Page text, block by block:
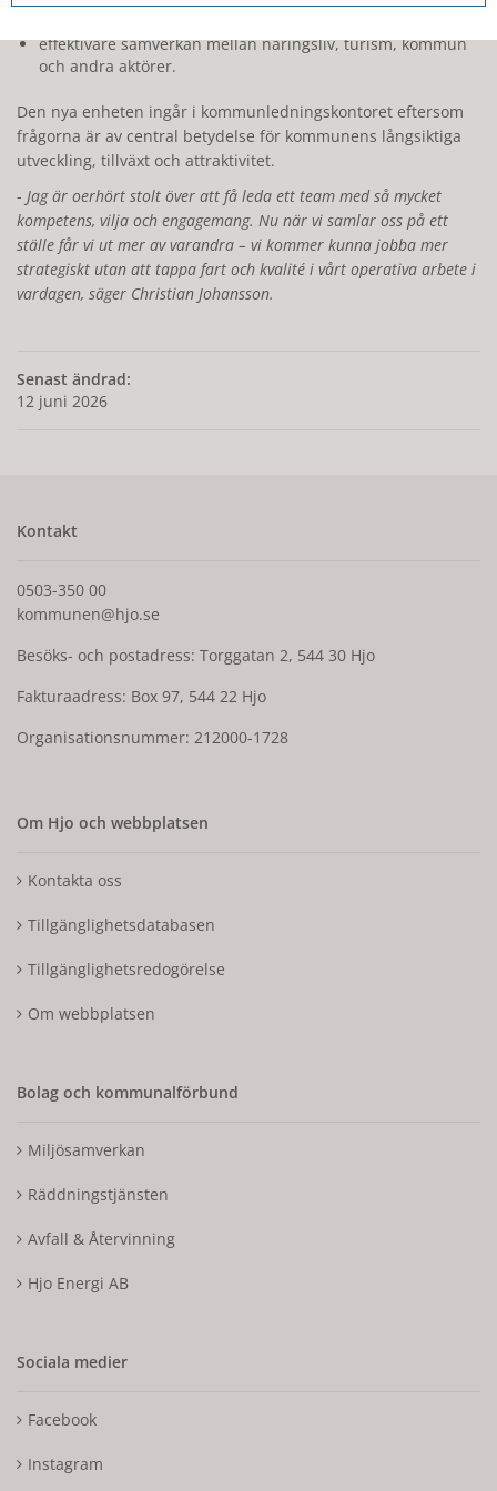
effektivare samverkan mellan näringsliv, turism, kommun
och andra aktörer.
Den nya enheten ingår i kommunledningskontoret eftersom
frågorna är av central betydelse för kommunens långsiktiga
utveckling, tillväxt och attraktivitet.
Jag är oerhört stolt över att få leda ett team med så mycket
kompetens, vilja och engagemang. Nu när vi samlar oss på ett
ställe får vi ut mer av varandra – vi kommer kunna jobba mer
strategiskt utan att tappa fart och kvalité i vårt operativa arbete i
vardagen, säger Christian Johansson.
Senast ändrad:
12 juni 2026
Kontakt
0503-350 00
kommunen@hjo.se
Besöks- och postadress: Torggatan 2, 544 30 Hjo
Fakturaadress: Box 97, 544 22 Hjo
Organisationsnummer: 212000-1728
Om Hjo och webbplatsen
Kontakta oss
Tillgänglighetsdatabasen
Tillgänglighetsredogörelse
Om webbplatsen
Bolag och kommunalförbund
Miljösamverkan
Räddningstjänsten
Avfall & Återvinning
Hjo Energi AB
Sociala medier
Facebook
Instagram